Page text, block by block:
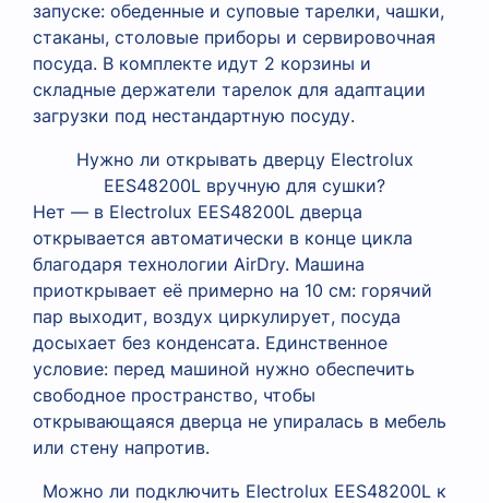
запуске: обеденные и суповые тарелки, чашки,
стаканы, столовые приборы и сервировочная
посуда. В комплекте идут 2 корзины и
складные держатели тарелок для адаптации
загрузки под нестандартную посуду.
Нужно ли открывать дверцу Electrolux
EES48200L вручную для сушки?
Нет — в Electrolux EES48200L дверца
открывается автоматически в конце цикла
благодаря технологии AirDry. Машина
приоткрывает её примерно на 10 см: горячий
пар выходит, воздух циркулирует, посуда
досыхает без конденсата. Единственное
условие: перед машиной нужно обеспечить
свободное пространство, чтобы
открывающаяся дверца не упиралась в мебель
или стену напротив.
Можно ли подключить Electrolux EES48200L к